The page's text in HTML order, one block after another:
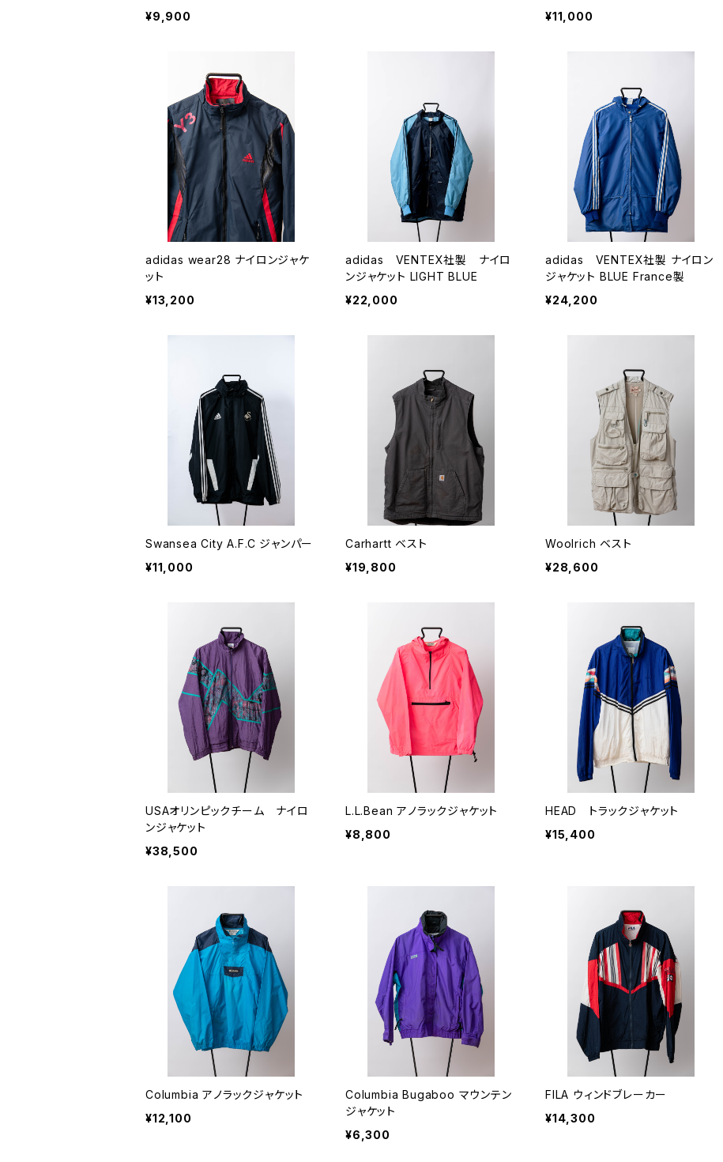
¥9,900
¥11,000
adidas wear28 ナイロンジャケ
ット
¥13,200
adidas VENTEX社製 ナイロ
ンジャケット LIGHT BLUE
¥22,000
adidas VENTEX社製 ナイロン
ジャケット BLUE France製
¥24,200
Swansea City A.F.C ジャンパー
¥11,000
Carhartt ベスト
¥19,800
Woolrich ベスト
¥28,600
USAオリンピックチーム ナイロ
ンジャケット
¥38,500
L.L.Bean アノラックジャケット
¥8,800
HEAD トラックジャケット
¥15,400
Columbia アノラックジャケット
¥12,100
Columbia Bugaboo マウンテン
ジャケット
¥6,300
FILA ウィンドブレーカー
¥14,300